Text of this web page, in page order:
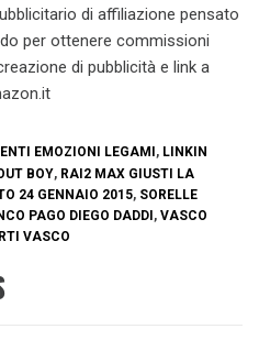
di affiliazione pensato
per ottenere commissioni
di pubblicità e link a
EMOZIONI LEGAMI , LINKIN
BOY, RAI2 MAX GIUSTI LA
24 GENNAIO 2015, SORELLE
PAGO DIEGO DADDI, VASCO
VASCO